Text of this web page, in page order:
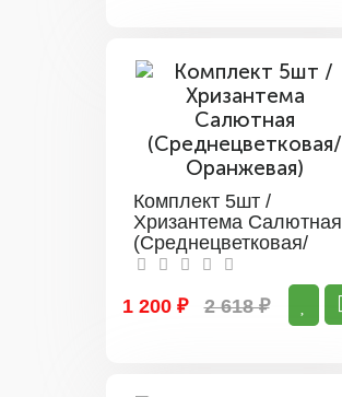
Комплект 5шт /
Хризантема Салютная
(Среднецветковая/
Оранжевая)
1 200 ₽
2 618 ₽